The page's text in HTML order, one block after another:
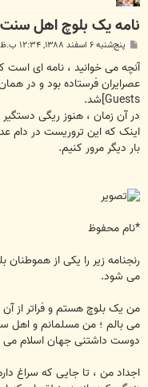
نامه یک بلوچ اهل سنت ، 7 ماه پیش از دستگیری
س
ت
پنج‌شنبه ۶ اسفند ۱۳۸۸, ۱۲:۳۴ ب.ظ
عصرایران فرستاده بود و در
Guests] شد.
در آن زمان ، هنوز ریگی
اینک که این تروریست در دام
بار دیگر مرور کنیم.
*نام محفوظ
رنجنامه زیر را یکی از
می شود.
من یک بلوچ هستم و فراتر از
می بالم ؛ من مسلمانم و اهل
دوست داشتنی جهان اسلام می
اجداد من ، تا جایی که سراغ